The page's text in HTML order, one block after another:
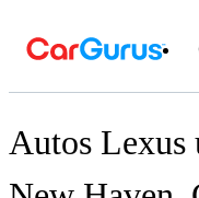
Autos Lexus